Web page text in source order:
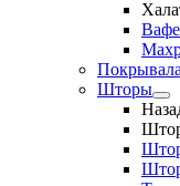
Покрывала
Шторы